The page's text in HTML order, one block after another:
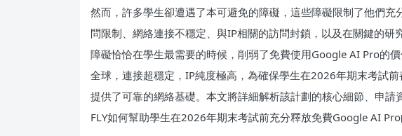
然而，許多學生卻遭遇了本可避免的障礙，這些障礙限制了他們
問限制、網絡連接不穩定、與IP相關的訪問封鎖，以及在關鍵的
障礙恰恰在學生最需要的時候，削弱了免費使用Google AI Pro的
全球，連接超穩定，IP純度極高，為確保學生在2026年期末考試
提供了可靠的網絡基礎。本文將詳細解析該計劃的核心細節、申
FLY如何幫助學生在2026年期末考試前充分釋放免費Google AI Pro